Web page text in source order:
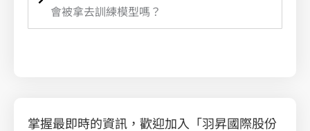
會被拿去訓練模型嗎？
掌握最即時的資訊，歡迎加入「羽昇國際股份